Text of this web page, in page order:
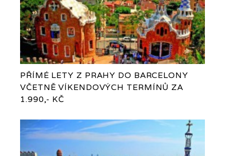
PŘÍMÉ LETY Z PRAHY DO BARCELONY
VČETNĚ VÍKENDOVÝCH TERMÍNŮ ZA
1.990,- KČ